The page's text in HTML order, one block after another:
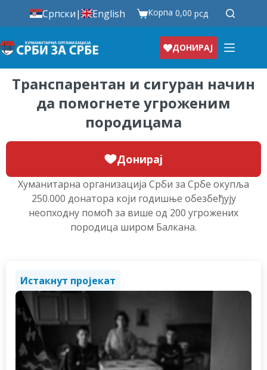
Српски| English Корпа0,00рсд
ДОНИРАЈ
Транспарентан и сигуран начин
да помогнете угроженим
породицама
Хуманитарна организација Срби за Србе окупља
250.000 донатора који годишње обезбеђују
неопходну помоћ за више од 200 угрожених
породица широм Балкана.
Донирај
Истакнут пројекат